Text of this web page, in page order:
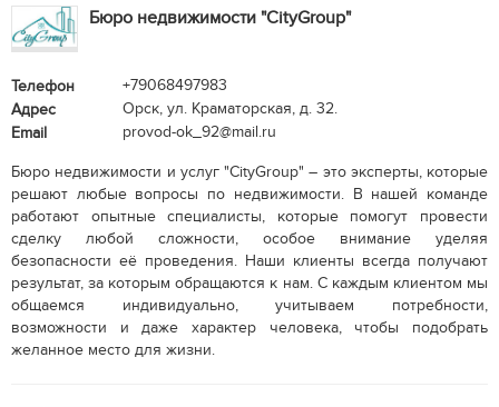
Бюро недвижимости "CityGroup"
Телефон
+79068497983
Адрес
Орск, ул. Краматорская, д. 32.
Email
provod-ok_92@mail.ru
Бюро недвижимости и услуг "CityGroup" – это эксперты, которые
решают любые вопросы по недвижимости. В нашей команде
работают опытные специалисты, которые помогут провести
сделку любой сложности, особое внимание уделяя
безопасности её проведения. Наши клиенты всегда получают
результат, за которым обращаются к нам. С каждым клиентом мы
общаемся индивидуально, учитываем потребности,
возможности и даже характер человека, чтобы подобрать
желанное место для жизни.